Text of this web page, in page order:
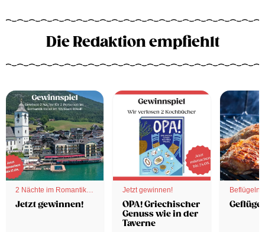
Die Redaktion empfiehlt
2 Nächte im Romantik
Hotel
Jetzt gewinnen!
Jetzt gewinnen!
OPA! Griechischer
Genuss wie in der
Taverne